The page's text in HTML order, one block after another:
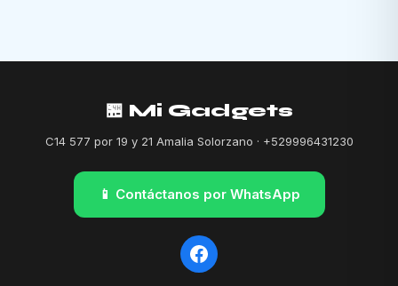
🏪 Mi Gadgets
C14 577 por 19 y 21 Amalia Solorzano · +529996431230
📱 Contáctanos por WhatsApp